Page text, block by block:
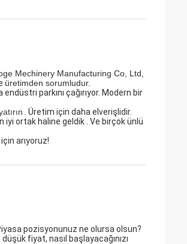
Mechinery Manufacturing Co, Ltd,
üretimden sorumludur.
endüstri parkını çağırıyor. Modern bir
Üretim için daha elverişlidir.
iyi ortak haline geldik Ve birçok ünlü
arıyoruz!
pozisyonunuz ne olursa olsun?
fiyat, nasıl başlayacağınızı